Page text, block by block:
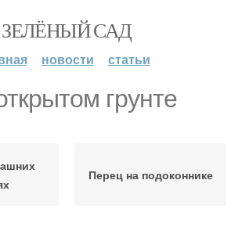
ЗЕЛЁНЫЙ САД
новости статьи
грунте
Перец на подоконнике